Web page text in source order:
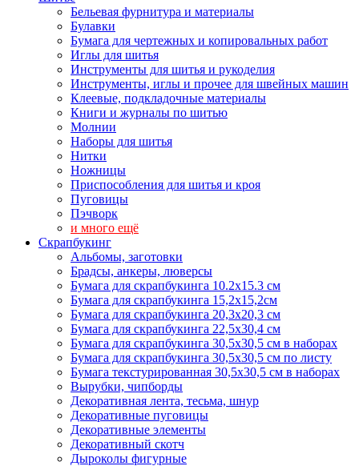
Бельевая фурнитура и материалы
Булавки
Бумага для чертежных и копировальных работ
Иглы для шитья
Инструменты для шитья и рукоделия
Инструменты, иглы и прочее для швейных машин
Клеевые, подкладочные материалы
Книги и журналы по шитью
Молнии
Наборы для шитья
Нитки
Ножницы
Приспособления для шитья и кроя
Пуговицы
Пэчворк
и много ещё
Скрапбукинг
Альбомы, заготовки
Брадсы, анкеры, люверсы
Бумага для скрапбукинга 10.2х15.3 см
Бумага для скрапбукинга 15,2х15,2см
Бумага для скрапбукинга 20,3х20,3 см
Бумага для скрапбукинга 22,5х30,4 см
Бумага для скрапбукинга 30,5х30,5 см в наборах
Бумага для скрапбукинга 30,5х30,5 см по листу
Бумага текстурированная 30,5х30,5 см в наборах
Вырубки, чипборды
Декоративная лента, тесьма, шнур
Декоративные пуговицы
Декоративные элементы
Декоративный скотч
Дыроколы фигурные